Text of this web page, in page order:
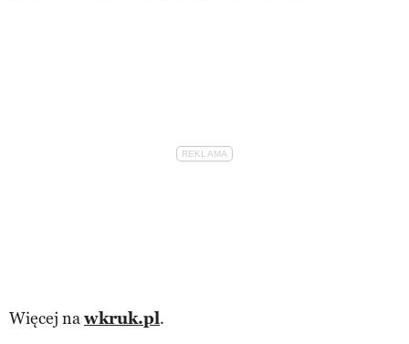
Więcej nawkruk.pl.